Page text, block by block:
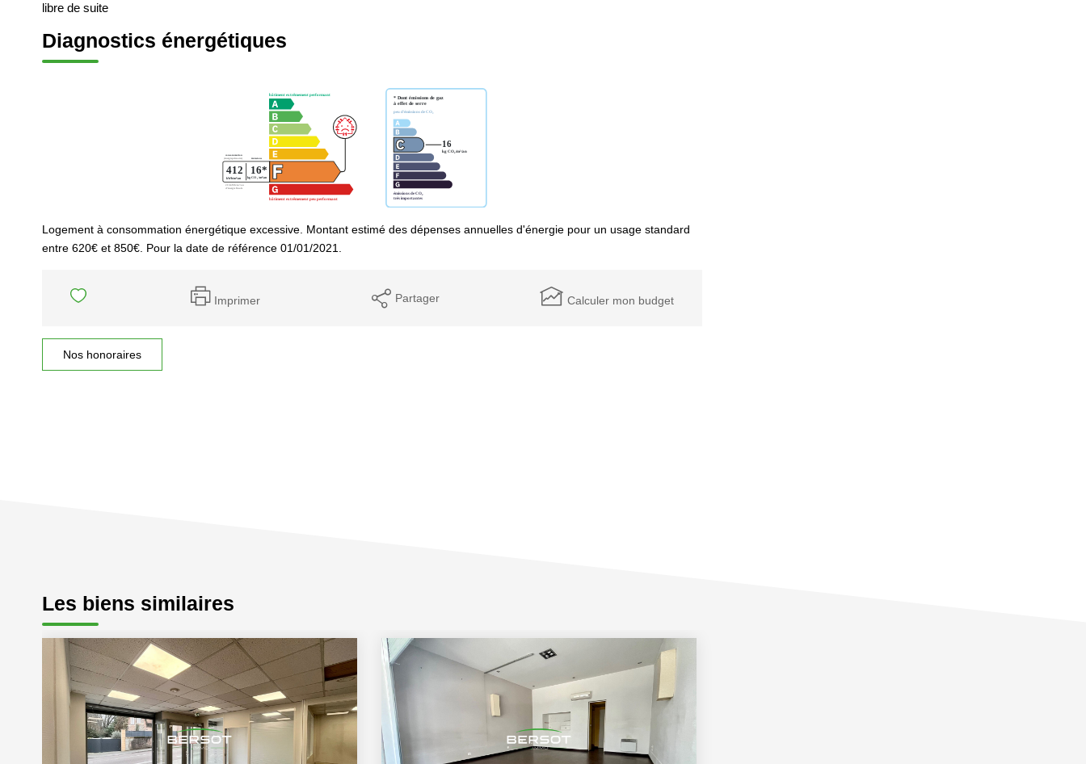
libre de suite
Diagnostics énergétiques
Logement à consommation énergétique excessive. Montant estimé des dépenses annuelles d'énergie pour un usage standard
entre 620€ et 850€. Pour la date de référence 01/01/2021.
Imprimer Partager Calculer mon budget
Nos honoraires
Les biens similaires